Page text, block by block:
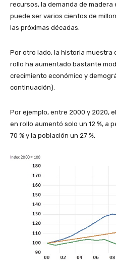
recursos, la demanda de
puede ser varios cientos de
las próximas décadas.
Por otro lado, la historia muestra
rollo ha aumentado bastante
crecimiento económico y
continuación).
Por ejemplo, entre 2000 y 2020,
en rollo aumentó solo un 12 %, a
70 % y la población un 27 %.